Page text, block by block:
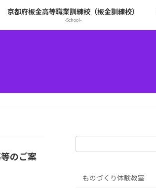
京都府板金高等職業訓練校（板金訓練校）
-School-
のご案
ものづくり体験教室